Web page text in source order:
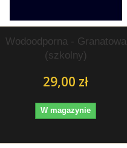
Wodoodporna - Granatowa
(szkolny)
29,00 zł
W magazynie